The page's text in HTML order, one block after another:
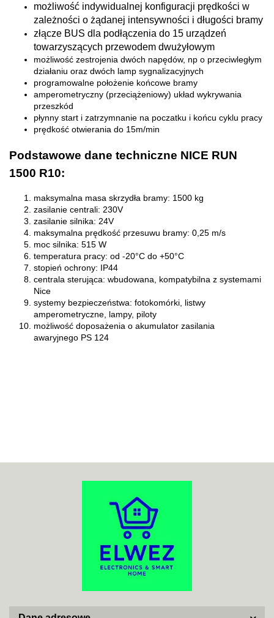
możliwość indywidualnej konfiguracji prędkości w
zależności o żądanej intensywności i długości bramy
złącze BUS dla podłączenia do 15 urządzeń
towarzyszących przewodem dwużyłowym
możliwość zestrojenia dwóch napędów, np o przeciwległym
działaniu oraz dwóch lamp sygnalizacyjnych
programowalne położenie końcowe bramy
amperometryczny (przeciążeniowy) układ wykrywania
przeszkód
płynny start i zatrzymnanie na poczatku i końcu cyklu pracy
prędkość otwierania do 15m/min
Podstawowe dane techniczne NICE RUN
1500 R10:
maksymalna masa skrzydła bramy: 1500 kg
zasilanie centrali: 230V
zasilanie silnika: 24V
maksymalna prędkość przesuwu bramy: 0,25 m/s
moc silnika: 515 W
temperatura pracy: od -20°C do +50°C
stopień ochrony: IP44
centrala sterująca: wbudowana, kompatybilna z systemami
Nice
systemy bezpieczeństwa: fotokomórki, listwy
amperometryczne, lampy, piloty
możliwość doposażenia o akumulator zasilania
awaryjnego PS 124
ACO
ADATA